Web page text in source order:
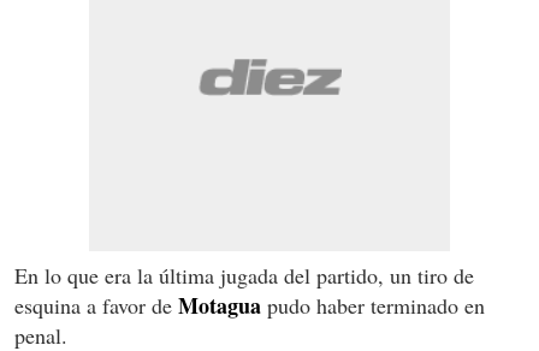
En lo que era la última jugada del partido, un tiro de
esquina a favor de Motagua pudo haber terminado en
penal.